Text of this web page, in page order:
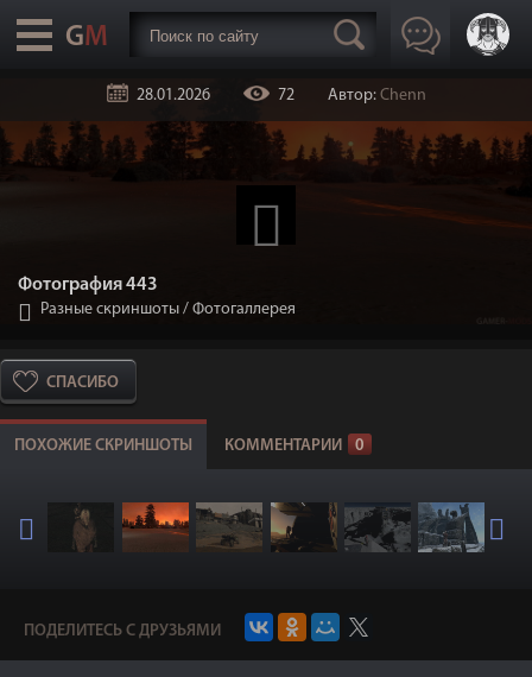
28.01.2026 72 Автор: Chenn
Фотография 443
Разные скриншоты / Фотогаллерея
СПАСИБО
ПОХОЖИЕ СКРИНШОТЫ КОММЕНТАРИИ 0
ПОДЕЛИТЕСЬ С ДРУЗЬЯМИ